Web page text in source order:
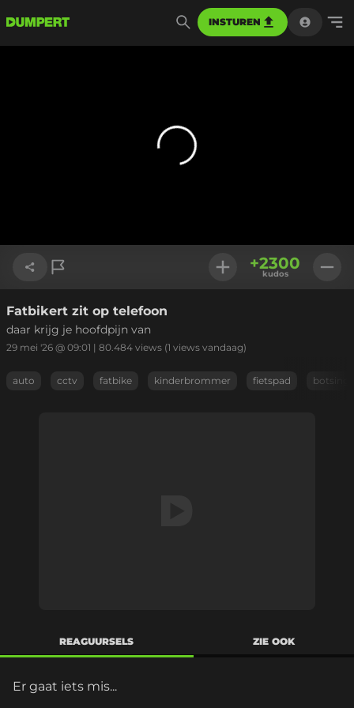
INSTUREN
Link kopiëren
+2300
kudos
Fatbikert zit op telefoon
daar krijg je hoofdpijn van
29 mei '26 @ 09:01 | 80.484 views (1 views vandaag)
auto cctv fatbike kinderbrommer fietspad botsing
REAGUURSELS ZIE OOK
Er gaat iets mis...